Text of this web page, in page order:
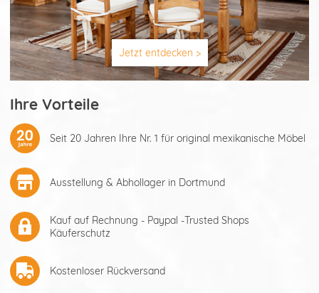
Jetzt entdecken >
Ihre Vorteile
Seit 20 Jahren Ihre Nr. 1 für original mexikanische Möbel
Ausstellung & Abhollager in Dortmund
Kauf auf Rechnung - Paypal -Trusted Shops
Käuferschutz
Kostenloser Rückversand